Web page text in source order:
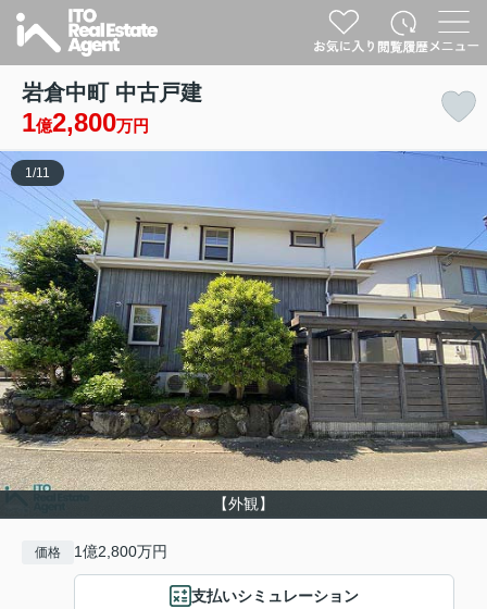
岩倉中町 中古戸建
1億2,800万円
【外観】
1 /11
価格 1億2,800万円
支払いシミュレーション